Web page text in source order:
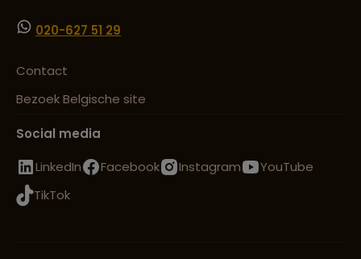
020-627 51 29
Contact
Bezoek Belgische site
Social media
LinkedIn
Facebook Instagram
YouTube
TikTok